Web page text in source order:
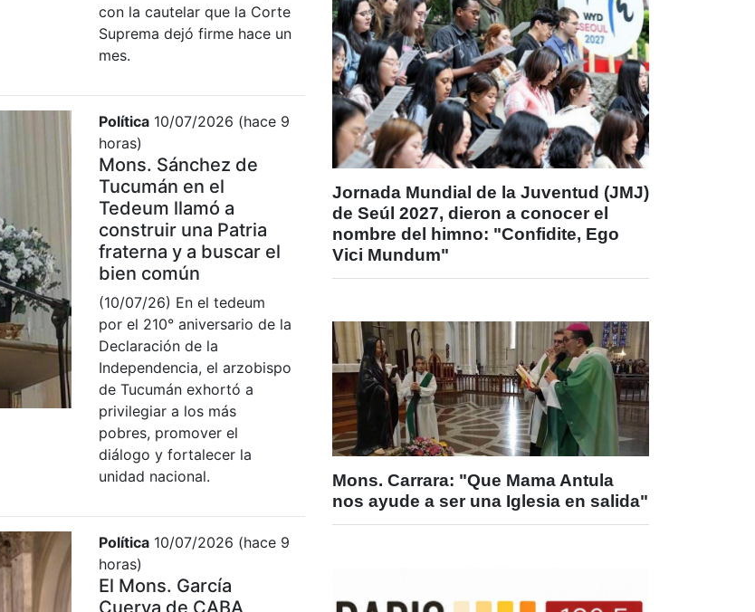
con la cautelar que la Corte
Suprema dejó firme hace un
mes.
Política 10/07/2026 (hace 9
horas)
Mons. Sánchez de
Tucumán en el
Tedeum llamó a
construir una Patria
fraterna y a buscar el
bien común
(10/07/26) En el tedeum
por el 210° aniversario de la
Declaración de la
Independencia, el arzobispo
de Tucumán exhortó a
privilegiar a los más
pobres, promover el
diálogo y fortalecer la
unidad nacional.
Política 10/07/2026 (hace 9
horas)
El Mons. García
Cuerva de CABA
Jornada Mundial de la Juventud (JMJ)
de Seúl 2027, dieron a conocer el
nombre del himno: "Confidite, Ego
Vici Mundum"
Mons. Carrara: "Que Mama Antula
nos ayude a ser una Iglesia en salida"